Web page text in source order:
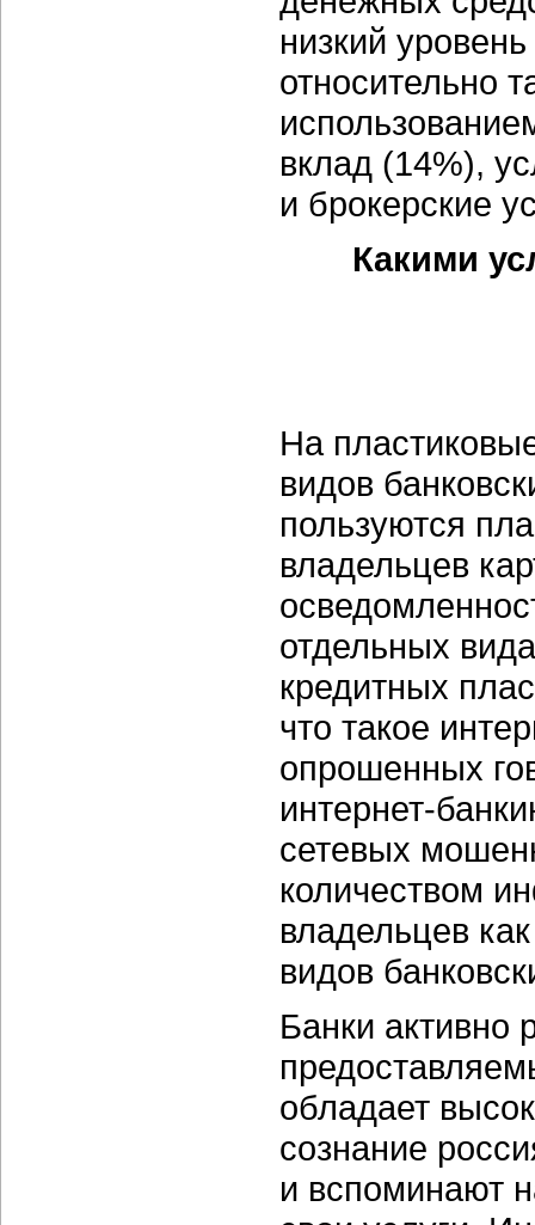
низкий
относительно
вклад (14%),
и брокерские
Какими
На
видов
пользуются
владельцев
отдельных
кредитных
что такое
опрошенных
интернет-
сетевых
количеством
владельцев
видов
Банки активно
обладает
сознание
и вспоминают